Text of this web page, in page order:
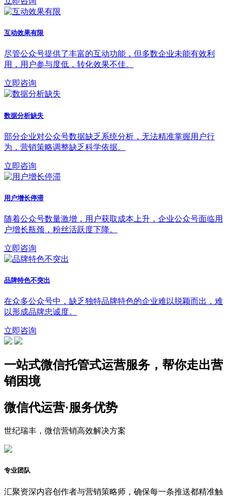
互动效果有限
尽管公众号提供了丰富的互动功能，但多数企业未能有效利
用，用户参与度低，转化效果不佳。
立即咨询
数据分析缺失
部分企业对公众号数据缺乏系统分析，无法精准掌握用户行
为，营销策略调整缺乏科学依据。
立即咨询
用户增长停滞
随着公众号数量激增，用户获取成本上升，企业公众号面临用
户增长瓶颈，粉丝活跃度下降。
立即咨询
品牌特色不突出
在众多公众号中，缺乏独特品牌特色的企业难以脱颖而出，难
以形成品牌忠诚度。
立即咨询
一站式微信托管式运营服务，帮你走出营
销困境
微信代运营·服务优势
世纪瑞丰，微信营销高效解决方案
专业团队
汇聚资深内容创作者与营销策略师，确保每一条推送都精准触